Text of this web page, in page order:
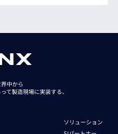
中から
て製造現場に実装する、
ソリューション